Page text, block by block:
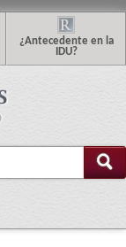
¿Antecedente en la
IDU?